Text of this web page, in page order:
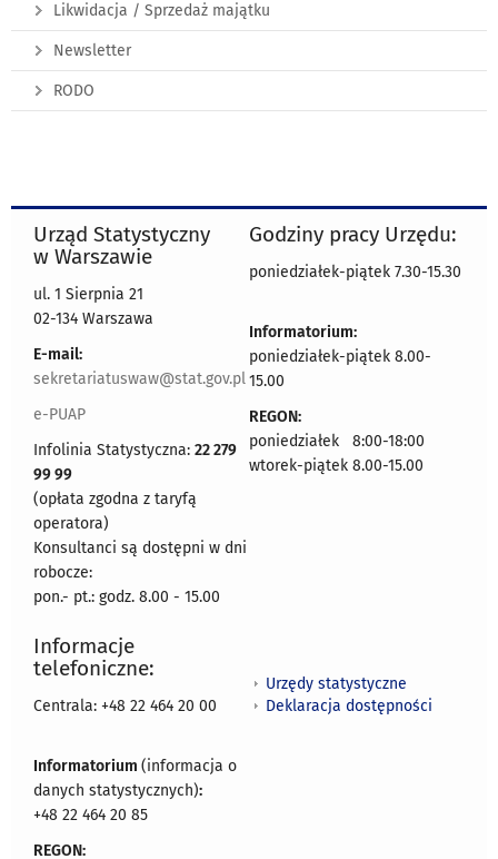
Likwidacja / Sprzedaż majątku
Newsletter
RODO
Urząd Statystyczny
w Warszawie
ul. 1 Sierpnia 21
02-134 Warszawa
E-mail:
sekretariatuswaw@stat.gov.pl
e-PUAP
Infolinia Statystyczna: 22 279
99 99
(opłata zgodna z taryfą
operatora)
Konsultanci są dostępni w dni
robocze:
pon.- pt.: godz. 8.00 - 15.00
Godziny pracy Urzędu:
poniedziałek-piątek 7.30-15.30
Informatorium:
poniedziałek-piątek 8.00-
15.00
REGON:
poniedziałek 8:00-18:00
wtorek-piątek 8.00-15.00
Informacje
telefoniczne:
Centrala: +48 22 464 20 00
Informatorium (informacja o
danych statystycznych):
+48 22 464 20 85
REGON:
Urzędy statystyczne
Deklaracja dostępności